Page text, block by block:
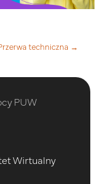
techniczna →
PUW
Wirtualny